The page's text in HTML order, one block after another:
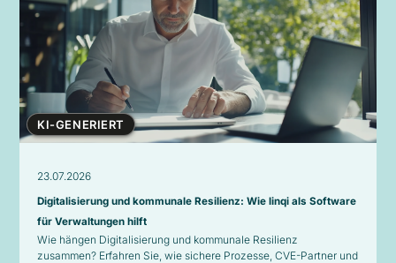
KI-GENERIERT
23.07.2026
Digitalisierung und kommunale Resilienz: Wie linqi als Software
für Verwaltungen hilft
Wie hängen Digitalisierung und kommunale Resilienz
zusammen? Erfahren Sie, wie sichere Prozesse, CVE-Partner und